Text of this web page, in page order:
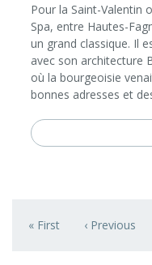
Pour la Saint-Valentin
Spa, entre Hautes-
un grand classique. Il
avec son architecture
où la bourgeoisie
bonnes adresses et
Mata Henri et
First page
« First Previous page
‹ Previous